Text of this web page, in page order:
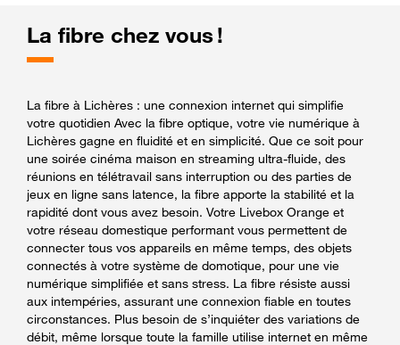
La fibre chez vous !
La fibre à Lichères : une connexion internet qui simplifie
votre quotidien Avec la fibre optique, votre vie numérique à
Lichères gagne en fluidité et en simplicité. Que ce soit pour
une soirée cinéma maison en streaming ultra-fluide, des
réunions en télétravail sans interruption ou des parties de
jeux en ligne sans latence, la fibre apporte la stabilité et la
rapidité dont vous avez besoin. Votre Livebox Orange et
votre réseau domestique performant vous permettent de
connecter tous vos appareils en même temps, des objets
connectés à votre système de domotique, pour une vie
numérique simplifiée et sans stress. La fibre résiste aussi
aux intempéries, assurant une connexion fiable en toutes
circonstances. Plus besoin de s’inquiéter des variations de
débit, même lorsque toute la famille utilise internet en même